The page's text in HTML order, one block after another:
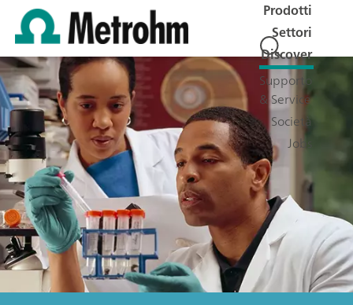
Prodotti
Settori
Discover
Supporto
& Service
Società
Jobs